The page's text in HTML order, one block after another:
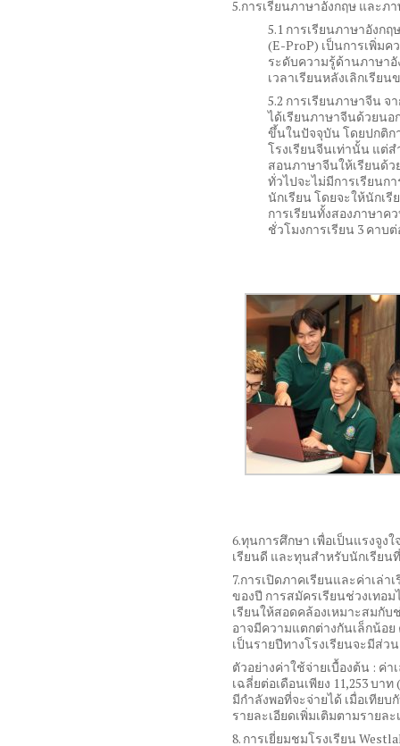
5.การเรียนภาษาอังกฤษ และภ
5.1 การเรียนภาษาอังก
(E-ProP) เป็นการเพิ่ม
ระดับความรู้ด้านภาษา
เวลาเรียนหลังเลิกเรีย
5.2 การเรียนภาษาจีน
ได้เรียนภาษาจีนด้วยนอ
ขึ้นในปัจจุบัน โดยปกติก
โรงเรียนจีนเท่านั้น แต่
สอนภาษาจีนให้เรียนด้
ทั่วไปจะไม่มีการเรียนก
นักเรียน โดยจะให้นักเ
การเรียนทั้งสองภาษาค
ชั่วโมงการเรียน 3 คาบ
6.ทุนการศึกษา เพื่อเป็นแรงจูง
เรียนดี และทุนสำหรับนักเรียน
7.การเปิดภาคเรียนและค่าเล่
ของปี การสมัครเรียนช่วงเทอ
เรียนให้สอดคล้องเหมาะสมกับ
อาจมีความแตกต่างกันเล็กน้อย
เป็นรายปีทางโรงเรียนจะมีส่ว
ตัวอย่างค่าใช้จ่ายเบื้องต้น : ค่า
เฉลี่ยต่อเดือนเพียง 11,253 บ
มีกำลังพอที่จะจ่ายได้ เมื่อเทีย
รายละเอียดเพิ่มเติมตามรายล
8. การเยี่ยมชมโรงเรียน